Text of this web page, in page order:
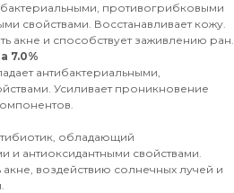
противогрибковыми
свойствами. Восстанавливает кожу.
акне и способствует заживлению ран.
7.0%
антибактериальными,
Усиливает проникновение
обладающий
и антиоксидантными свойствами.
воздействию солнечных лучей и